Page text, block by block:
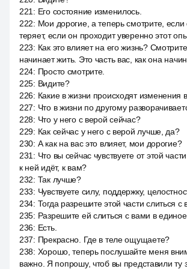
221 : Его состояние изменилось.
222: Мои дорогие, а теперь смотрите, если
теряет, если он проходит уверенно этот
223: Как это влияет на его жизнь?
начинает жить. Это часть вас, как она
224: Просто смотрите.
225: Видите?
226: Какие в жизни происходят изменения
227: Что в жизни по другому
228: Что у него с верой сейчас?
229: Как сейчас у него с верой лучше, да?
230: А как на вас это влияет, мои дорогие?
231 : Что вы сейчас чувствуете от этой
к ней идёт, к вам?
232: Так лучше?
233: Чувствуете силу, поддержку,
234: Тогда разрешите этой части слиться с
235: Разрешите ей слиться с вами в
236: Есть.
237: Прекрасно. Где в теле ощущаете?
238: Хорошо, теперь послушайте меня
важно. Я попрошу, чтоб вы представили ту